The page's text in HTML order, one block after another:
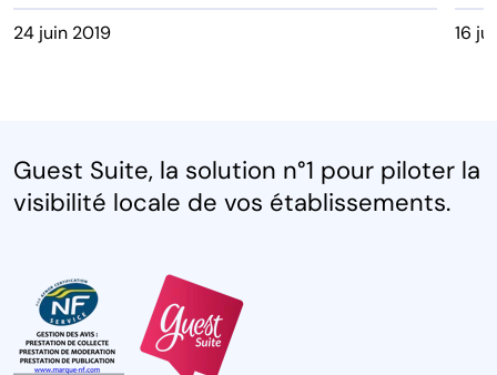
24 juin 2019 16
Guest Suite, la solution n°1 pour piloter la
visibilité locale de vos établissements.